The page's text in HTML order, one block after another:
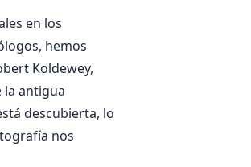
en los
hemos
Koldewey,
la antigua
descubierta, lo
nos